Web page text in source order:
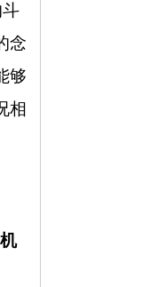
念
够
相